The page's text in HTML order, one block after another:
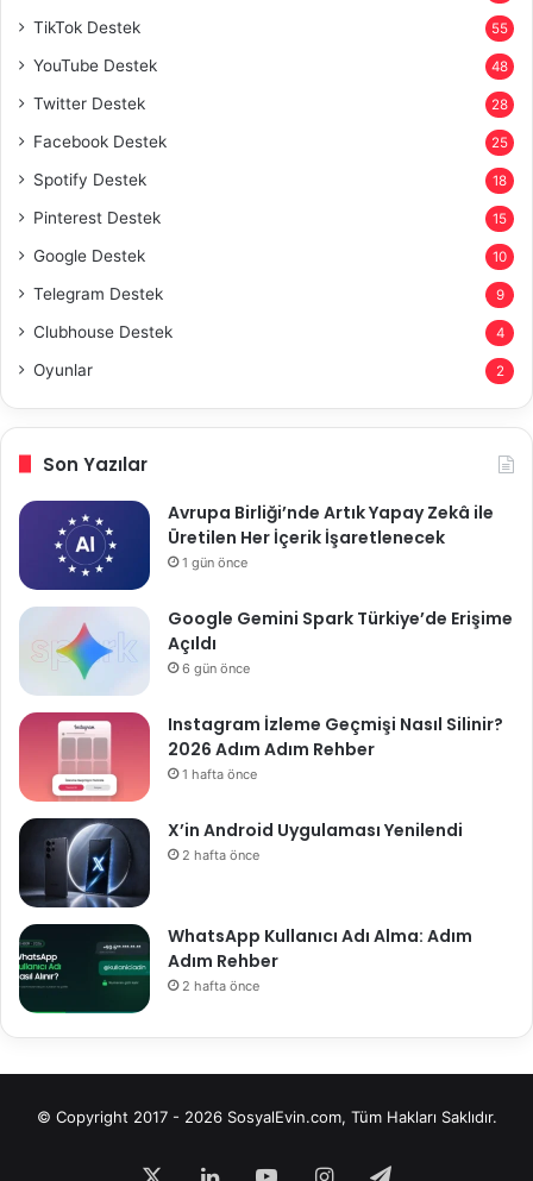
TikTok Destek 55
YouTube Destek 48
Twitter Destek 28
Facebook Destek 25
Spotify Destek 18
Pinterest Destek 15
Google Destek 10
Telegram Destek 9
Clubhouse Destek 4
Oyunlar 2
Son Yazılar
Avrupa Birliği’nde Artık Yapay Zekâ ile
Üretilen Her İçerik İşaretlenecek
1 gün önce
Google Gemini Spark Türkiye’de Erişime
Açıldı
6 gün önce
Instagram İzleme Geçmişi Nasıl Silinir?
2026 Adım Adım Rehber
1 hafta önce
X’in Android Uygulaması Yenilendi
2 hafta önce
WhatsApp Kullanıcı Adı Alma: Adım
Adım Rehber
2 hafta önce
© Copyright 2017 - 2026 SosyalEvin.com, Tüm Hakları Saklıdır.
LinkedInYouTubeInstagram